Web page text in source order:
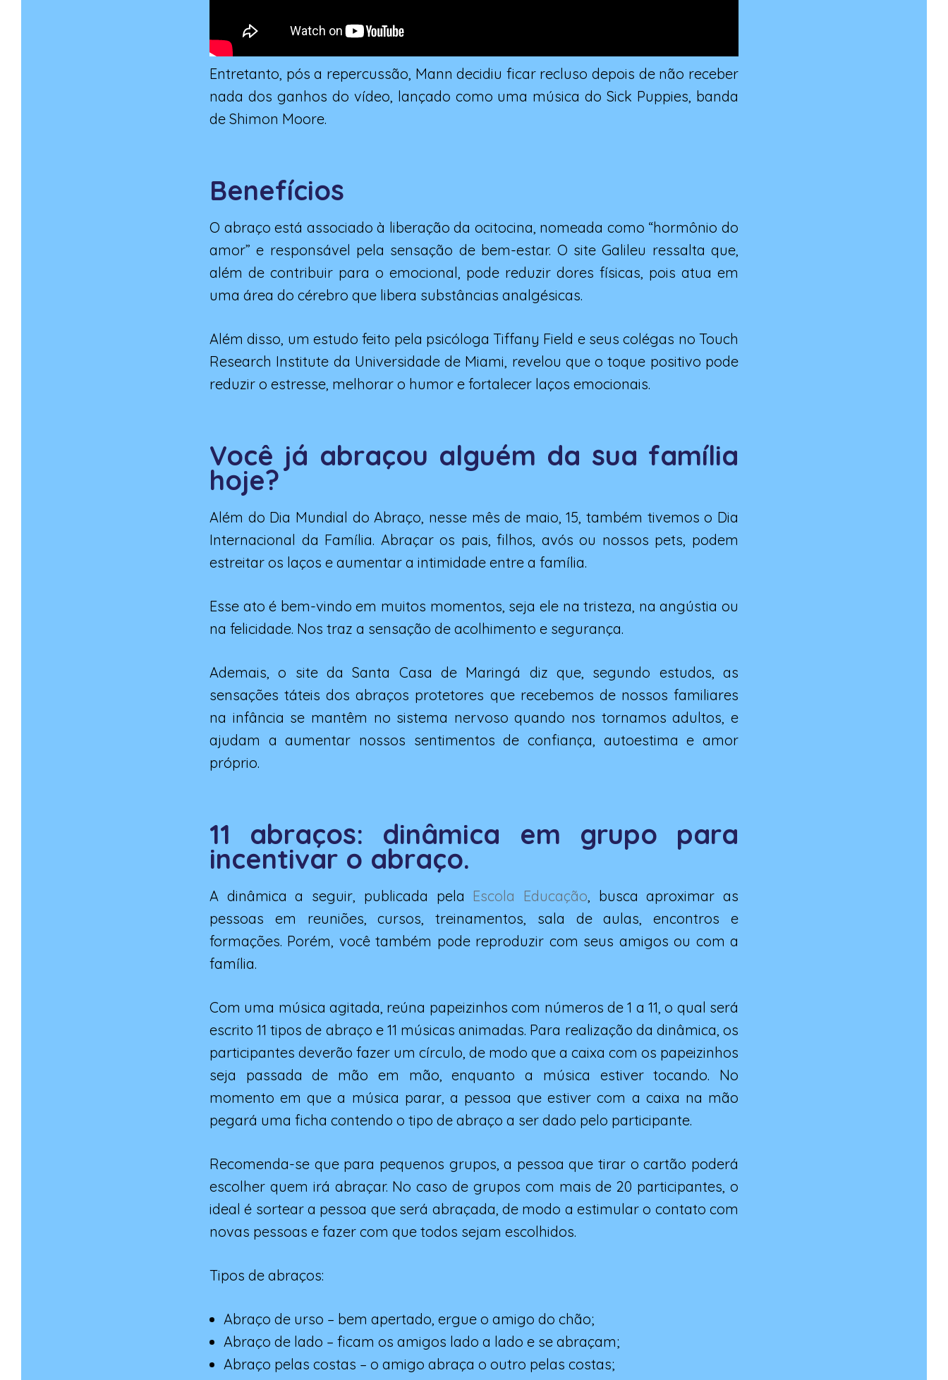
Entretanto, pós a repercussão, Mann decidiu ficar recluso depois de não receber
nada dos ganhos do vídeo, lançado como uma música do Sick Puppies, banda
de Shimon Moore.
Benefícios
O abraço está associado à liberação da ocitocina, nomeada como “hormônio do
amor” e responsável pela sensação de bem-estar. O site Galileu ressalta que,
além de contribuir para o emocional, pode reduzir dores físicas, pois atua em
uma área do cérebro que libera substâncias analgésicas.
Além disso, um estudo feito pela psicóloga Tiffany Field e seus colégas no Touch
Research Institute da Universidade de Miami, revelou que o toque positivo pode
reduzir o estresse, melhorar o humor e fortalecer laços emocionais.
Você já abraçou alguém da sua família
hoje?
Além do Dia Mundial do Abraço, nesse mês de maio, 15, também tivemos o Dia
Internacional da Família. Abraçar os pais, filhos, avós ou nossos pets, podem
estreitar os laços e aumentar a intimidade entre a família.
Esse ato é bem-vindo em muitos momentos, seja ele na tristeza, na angústia ou
na felicidade. Nos traz a sensação de acolhimento e segurança.
Ademais, o site da Santa Casa de Maringá diz que, segundo estudos, as
sensações táteis dos abraços protetores que recebemos de nossos familiares
na infância se mantêm no sistema nervoso quando nos tornamos adultos, e
ajudam a aumentar nossos sentimentos de confiança, autoestima e amor
próprio.
11 abraços: dinâmica em grupo para
incentivar o abraço.
A dinâmica a seguir, publicada pela Escola Educação, busca aproximar as
pessoas em reuniões, cursos, treinamentos, sala de aulas, encontros e
formações. Porém, você também pode reproduzir com seus amigos ou com a
família.
Com uma música agitada, reúna papeizinhos com números de 1 a 11, o qual será
escrito 11 tipos de abraço e 11 músicas animadas. Para realização da dinâmica, os
participantes deverão fazer um círculo, de modo que a caixa com os papeizinhos
seja passada de mão em mão, enquanto a música estiver tocando. No
momento em que a música parar, a pessoa que estiver com a caixa na mão
pegará uma ficha contendo o tipo de abraço a ser dado pelo participante.
Recomenda-se que para pequenos grupos, a pessoa que tirar o cartão poderá
escolher quem irá abraçar. No caso de grupos com mais de 20 participantes, o
ideal é sortear a pessoa que será abraçada, de modo a estimular o contato com
novas pessoas e fazer com que todos sejam escolhidos.
Tipos de abraços:
Abraço de urso – bem apertado, ergue o amigo do chão;
Abraço de lado – ficam os amigos lado a lado e se abraçam;
Abraço pelas costas – o amigo abraça o outro pelas costas;